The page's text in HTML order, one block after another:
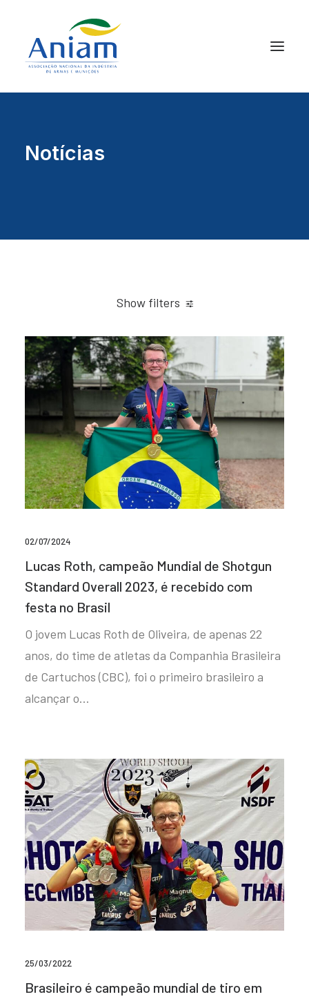
Notícias
Show filters
02/07/2024
Lucas Roth, campeão Mundial de Shotgun
Standard Overall 2023, é recebido com
festa no Brasil
O jovem Lucas Roth de Oliveira, de apenas 22
anos, do time de atletas da Companhia Brasileira
de Cartuchos (CBC), foi o primeiro brasileiro a
alcançar o…
25/03/2022
Brasileiro é campeão mundial de tiro em